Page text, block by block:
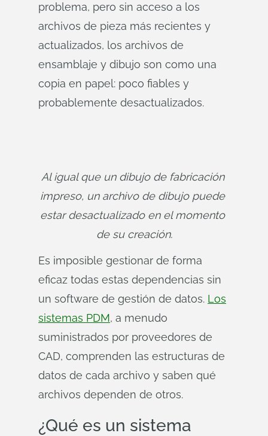
problema, pero sin acceso a los
archivos de pieza más recientes y
actualizados, los archivos de
ensamblaje y dibujo son como una
copia en papel: poco fiables y
probablemente desactualizados.
Al igual que un dibujo de fabricación
impreso, un archivo de dibujo puede
estar desactualizado en el momento
de su creación.
Es imposible gestionar de forma
eficaz todas estas dependencias sin
un software de gestión de datos. Los
sistemas PDM, a menudo
suministrados por proveedores de
CAD, comprenden las estructuras de
datos de cada archivo y saben qué
archivos dependen de otros.
¿Qué es un sistema